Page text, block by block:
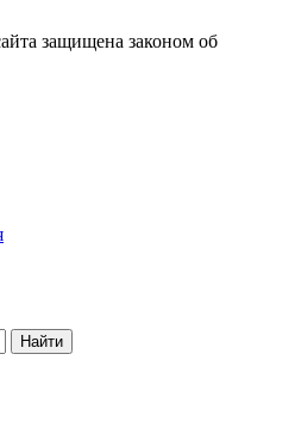
защищена законом об
Найти